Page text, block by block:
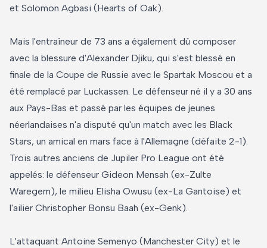
et Solomon Agbasi (Hearts of Oak).
Mais l'entraîneur de 73 ans a également dû composer
avec la blessure d'Alexander Djiku, qui s'est blessé en
finale de la Coupe de Russie avec le Spartak Moscou et a
été remplacé par Luckassen. Le défenseur né il y a 30 ans
aux Pays-Bas et passé par les équipes de jeunes
néerlandaises n'a disputé qu'un match avec les Black
Stars, un amical en mars face à l'Allemagne (défaite 2-1).
Trois autres anciens de Jupiler Pro League ont été
appelés: le défenseur Gideon Mensah (ex-Zulte
Waregem), le milieu Elisha Owusu (ex-La Gantoise) et
l'ailier Christopher Bonsu Baah (ex-Genk).
L'attaquant Antoine Semenyo (Manchester City) et le